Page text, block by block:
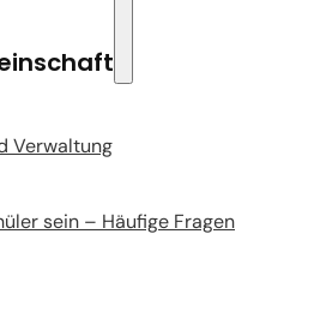
Verwaltung
sein – Häufige Fragen